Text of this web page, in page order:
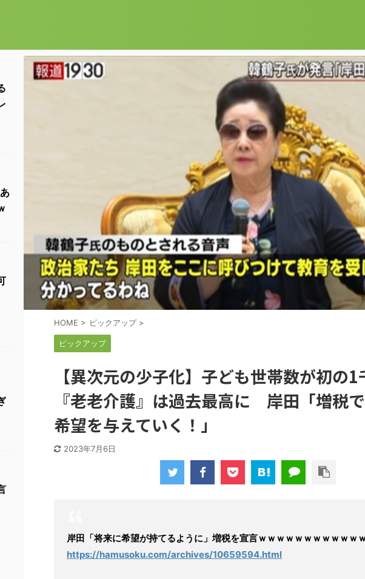
HOME > ピックアップ >
ピックアップ
【異次元の少子化】子ども世帯数が初の
『老老介護』は過去最高に 岸田「増税
希望を与えていく！」
2023年7月6日
岸田「将来に希望が持てるように」増税を宣言ｗｗｗｗｗｗｗｗｗｗｗｗ
https://hamusoku.com/archives/10659594.html